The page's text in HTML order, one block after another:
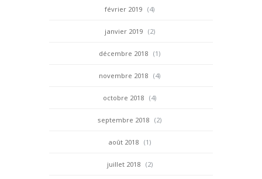
février 2019 (4)
janvier 2019 (2)
décembre 2018 (1)
novembre 2018 (4)
octobre 2018 (4)
septembre 2018 (2)
août 2018 (1)
juillet 2018 (2)